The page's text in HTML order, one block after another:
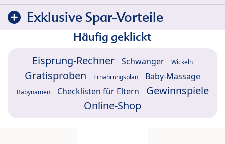
Exklusive Spar-Vorteile
Häufig geklickt
Eisprung-Rechner Schwanger Wickeln
Gratisproben Ernährungsplan Baby-Massage
Babynamen Checklisten für Eltern
Gewinnspiele
Online-Shop